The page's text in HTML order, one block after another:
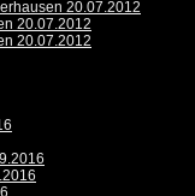
20.07.2012
20.07.2012
20.07.2012